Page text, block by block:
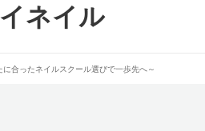
ネイル
に合ったネイルスクール選びで一歩先へ～